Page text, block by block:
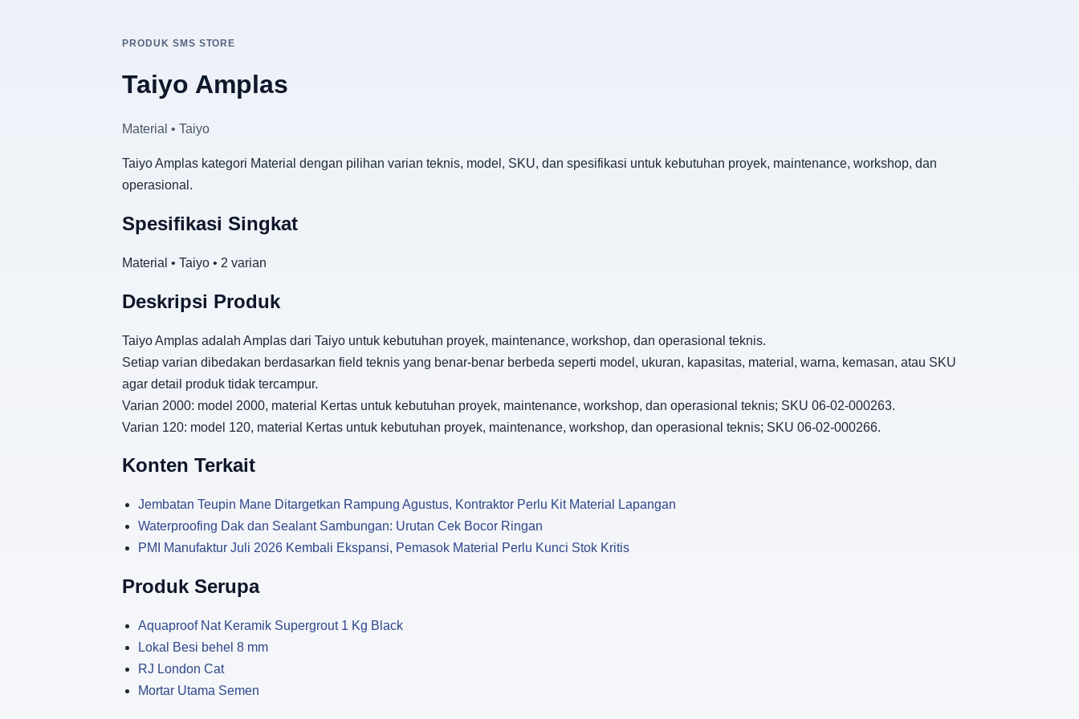
PRODUK SMS STORE
Taiyo Amplas
Material • Taiyo
Taiyo Amplas kategori Material dengan pilihan varian teknis, model, SKU, dan spesifikasi untuk kebutuhan proyek, maintenance, workshop, dan
operasional.
Spesifikasi Singkat
Material • Taiyo • 2 varian
Deskripsi Produk
Taiyo Amplas adalah Amplas dari Taiyo untuk kebutuhan proyek, maintenance, workshop, dan operasional teknis.
Setiap varian dibedakan berdasarkan field teknis yang benar-benar berbeda seperti model, ukuran, kapasitas, material, warna, kemasan, atau SKU
agar detail produk tidak tercampur.
Varian 2000: model 2000, material Kertas untuk kebutuhan proyek, maintenance, workshop, dan operasional teknis; SKU 06-02-000263.
Varian 120: model 120, material Kertas untuk kebutuhan proyek, maintenance, workshop, dan operasional teknis; SKU 06-02-000266.
Konten Terkait
Jembatan Teupin Mane Ditargetkan Rampung Agustus, Kontraktor Perlu Kit Material Lapangan
Waterproofing Dak dan Sealant Sambungan: Urutan Cek Bocor Ringan
PMI Manufaktur Juli 2026 Kembali Ekspansi, Pemasok Material Perlu Kunci Stok Kritis
Produk Serupa
Aquaproof Nat Keramik Supergrout 1 Kg Black
Lokal Besi behel 8 mm
RJ London Cat
Mortar Utama Semen